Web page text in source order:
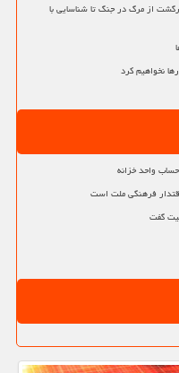
از مرگ در جنگ تا شناسایی با
نخواهیم کرد
فرهنگی ملت است
گفت